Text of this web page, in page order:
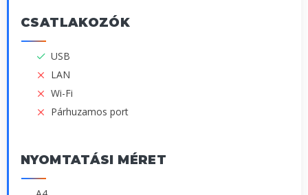
CSATLAKOZÓK
USB
LAN
Wi-Fi
Párhuzamos port
NYOMTATÁSI MÉRET